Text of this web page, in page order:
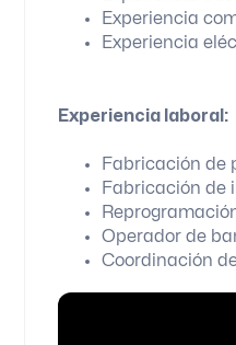
Experiencia
Experiencia
Experiencia laboral:
Fabricación de
Fabricación de
Operador de
Coordinación